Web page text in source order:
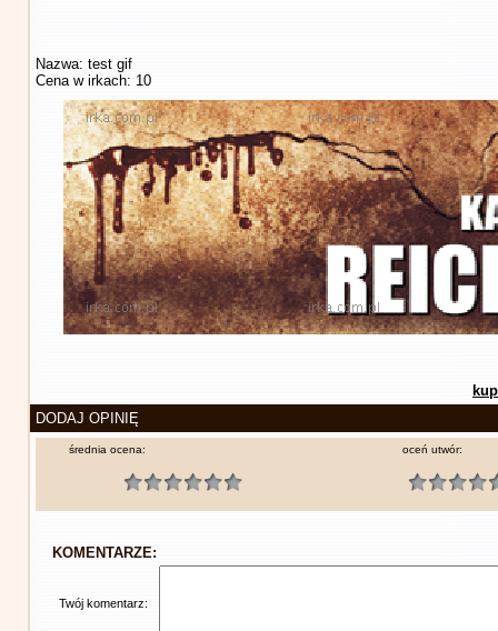
Nazwa: test gif
Cena w irkach: 10
DODAJ OPINIĘ
średnia ocena: oceń utwór:
KOMENTARZE:
Twój komentarz: